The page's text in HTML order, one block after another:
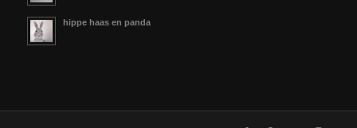
hippe haas en panda